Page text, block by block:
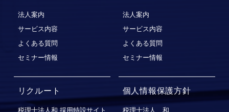
法人案内
サービス内容
よくある質問
セミナー情報
法人案内
サービス内容
よくある質問
セミナー情報
リクルート
税理士法人和 採用特設サイト
個人情報保護方針
税理士法人 和